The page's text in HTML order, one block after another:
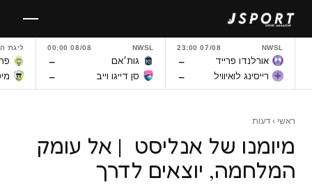
לתוכן
NWSL
07/08 23:00
אורלנדו פרייד –
רייסינג לואיוויל –
NWSL
08/08 00:00
גות׳אם –
סן דייגו וייב –
ליגת
ראשי › דעות
מיומנו של אנליסט | אל עומק
המלחמה, יוצאים לדרך